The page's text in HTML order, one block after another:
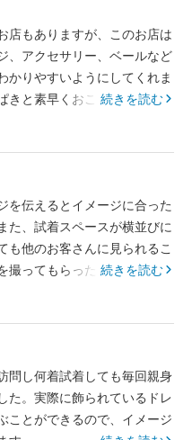
店もありますが、このお店は
、アクセサリー、ベールなど
かりやすいようにしてくれま
きと素早くおこなってくれる
続きを読む
を伝えるとイメージに合った
た、試着スペースが横並びに
も他のお客さんに見られるこ
撮ってもらったり見てもらう
続きを読む
問し何着試着しても毎回親身
た。実際に飾られているドレ
ことができるので、イメージ